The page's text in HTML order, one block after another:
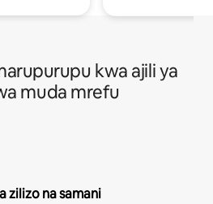
kwa ajili ya
muda mrefu
zilizo na samani